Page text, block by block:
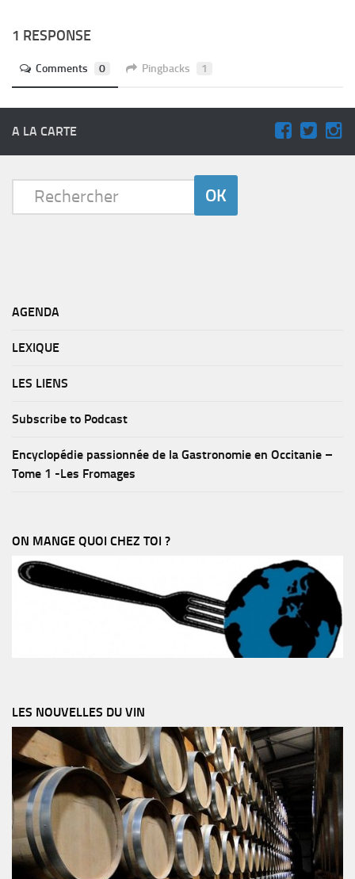
1 RESPONSE
Comments 0 Pingbacks 1
A LA CARTE
AGENDA
LEXIQUE
LES LIENS
Subscribe to Podcast
Encyclopédie passionnée de la Gastronomie en Occitanie –
Tome 1 -Les Fromages
ON MANGE QUOI CHEZ TOI ?
LES NOUVELLES DU VIN